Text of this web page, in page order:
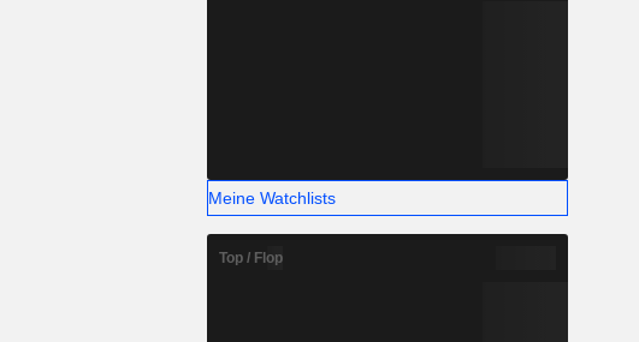
Meine Watchlists
Top / Flop